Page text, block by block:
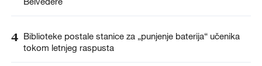
4 Biblioteke postale stanice za „punjenje baterija“ učenika
tokom letnjeg raspusta